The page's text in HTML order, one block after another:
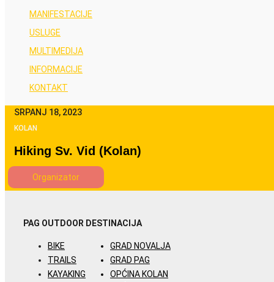
MANIFESTACIJE
USLUGE
MULTIMEDIJA
INFORMACIJE
KONTAKT
SRPANJ 18, 2023
KOLAN
Hiking Sv. Vid (Kolan)
Organizator
PAG OUTDOOR
BIKE
TRAILS
KAYAKING
DESTINACIJA
GRAD NOVALJA
GRAD PAG
OPĆINA KOLAN